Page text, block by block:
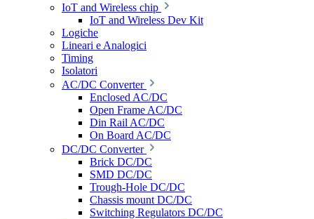
IoT and Wireless chip
IoT and Wireless Dev Kit
Logiche
Lineari e Analogici
Timing
Isolatori
AC/DC Converter
Enclosed AC/DC
Open Frame AC/DC
Din Rail AC/DC
On Board AC/DC
DC/DC Converter
Brick DC/DC
SMD DC/DC
Trough-Hole DC/DC
Chassis mount DC/DC
Switching Regulators DC/DC